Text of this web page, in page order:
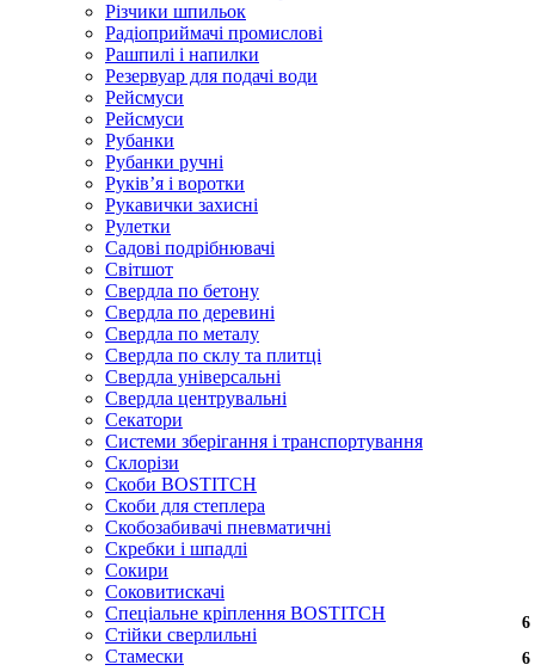
Різчики шпильок
Радіоприймачі промислові
Рашпилі і напилки
Резервуар для подачі води
Рейсмуси
Рейсмуси
Рубанки
Рубанки ручні
Руківʼя і воротки
Рукавички захисні
Рулетки
Садові подрібнювачі
Світшот
Свердла по бетону
Свердла по деревині
Свердла по металу
Свердла по склу та плитці
Свердла універсальні
Свердла центрувальні
Секатори
Системи зберігання і транспортування
Склорізи
Скоби BOSTITCH
Скоби для степлера
Скобозабивачі пневматичні
Скребки і шпадлі
Сокири
Соковитискачі
Спеціальне кріплення BOSTITCH
Стійки сверлильні
Стамески
6
6
6
6
6
6